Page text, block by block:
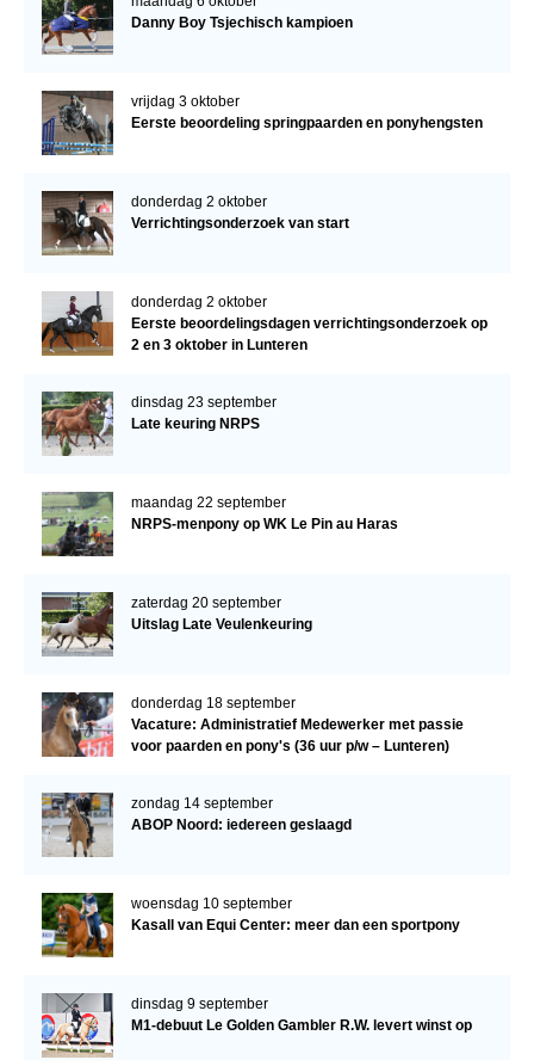
Danny Boy Tsjechisch kampioen
vrijdag 3 oktober
Eerste beoordeling springpaarden en ponyhengsten
donderdag 2 oktober
Verrichtingsonderzoek van start
donderdag 2 oktober
Eerste beoordelingsdagen verrichtingsonderzoek op
2 en 3 oktober in Lunteren
dinsdag 23 september
Late keuring NRPS
maandag 22 september
NRPS-menpony op WK Le Pin au Haras
zaterdag 20 september
Uitslag Late Veulenkeuring
donderdag 18 september
Vacature: Administratief Medewerker met passie
voor paarden en pony's (36 uur p/w – Lunteren)
zondag 14 september
ABOP Noord: iedereen geslaagd
woensdag 10 september
Kasall van Equi Center: meer dan een sportpony
dinsdag 9 september
M1-debuut Le Golden Gambler R.W. levert winst op